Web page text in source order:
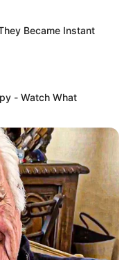
la leche o
y el azúcar.
una pizca de
salsa suave,
equilibrada.
Became Instant
- Watch What